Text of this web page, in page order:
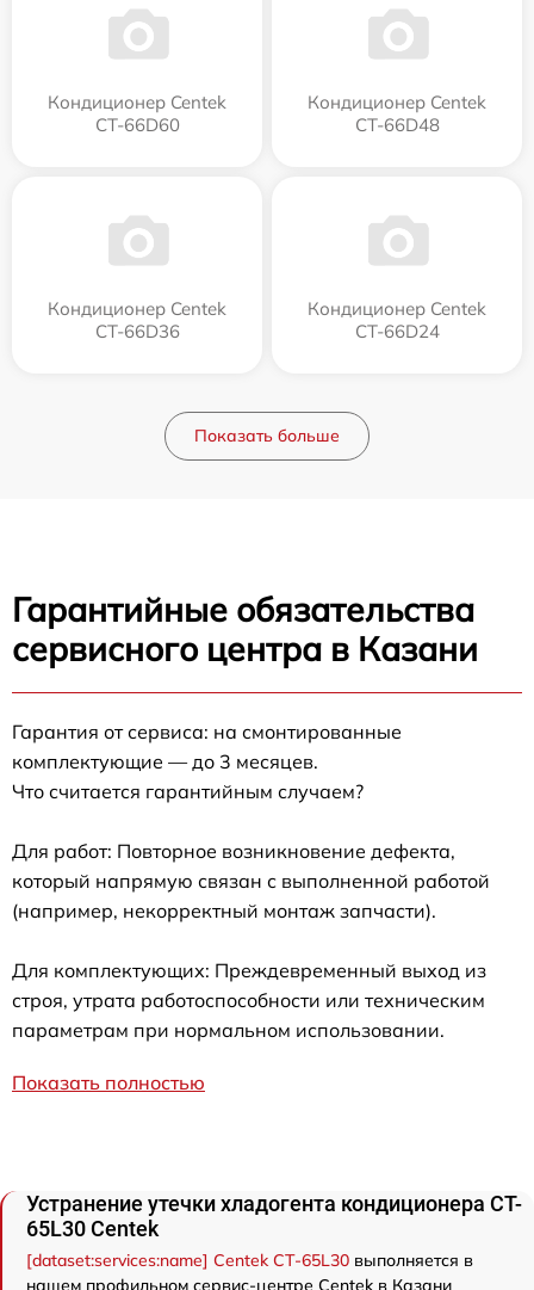
Кондиционер Centek
CT-66D60
Кондиционер Centek
CT-66D48
Кондиционер Centek
CT-66D36
Кондиционер Centek
CT-66D24
Показать больше
Гарантийные обязательства
сервисного центра в Казани
Гарантия от сервиса: на смонтированные
комплектующие — до 3 месяцев.
Что считается гарантийным случаем?
Для работ: Повторное возникновение дефекта,
который напрямую связан с выполненной работой
(например, некорректный монтаж запчасти).
Для комплектующих: Преждевременный выход из
строя, утрата работоспособности или техническим
параметрам при нормальном использовании.
Показать полностью
Устранение утечки хладогента кондиционера CT-
65L30 Centek
[dataset:services:name] Centek CT-65L30 выполняется в
нашем профильном сервис-центре Centek в Казани